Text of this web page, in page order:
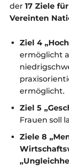
der 17 Ziele
Vereinten
Ziel 4
ermöglicht
ermöglicht.
Ziel 5
Frauen soll
Ziele 8